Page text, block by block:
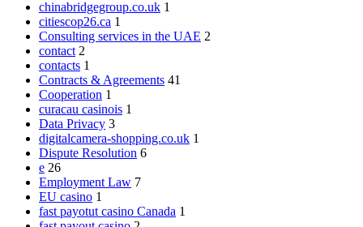
chinabridgegroup.co.uk 1
citiescop26.ca 1
Consulting services in the UAE 2
contact 2
contacts 1
Contracts & Agreements 41
Cooperation 1
curacau casinois 1
Data Privacy 3
digitalcamera-shopping.co.uk 1
Dispute Resolution 6
e 26
Employment Law 7
EU casino 1
fast payotut casino Canada 1